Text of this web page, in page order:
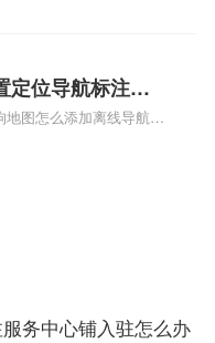
添加企业相关地图标注
方正文！
定位导航标注？
定位,导航,标注？
地图怎么添加离线导航搜
用、搜狗地图导航卫星
务中心铺入驻怎么办